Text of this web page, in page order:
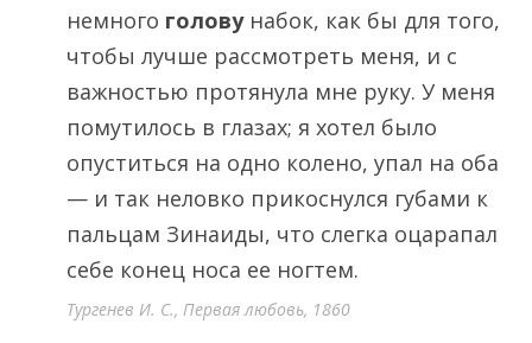
немного головунабок, как бы для того,
чтобы лучше рассмотреть меня, и с
важностью протянула мне руку. У меня
помутилось в глазах; я хотел было
опуститься на одно колено, упал на оба
— и так неловко прикоснулся губами к
пальцам Зинаиды, что слегка оцарапал
себе конец носа ее ногтем.
Тургенев И. С., Первая любовь, 1860